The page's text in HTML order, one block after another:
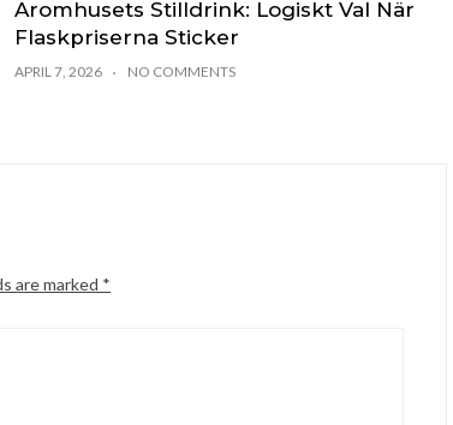
Aromhusets Stilldrink: Logiskt Val När
Flaskpriserna Sticker
APRIL 7, 2026 NO COMMENTS
are marked *